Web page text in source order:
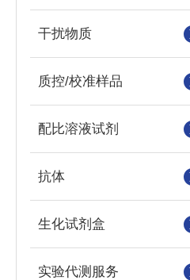
干扰物质
质控/校准样品
配比溶液试剂
抗体
生化试剂盒
实验代测服务